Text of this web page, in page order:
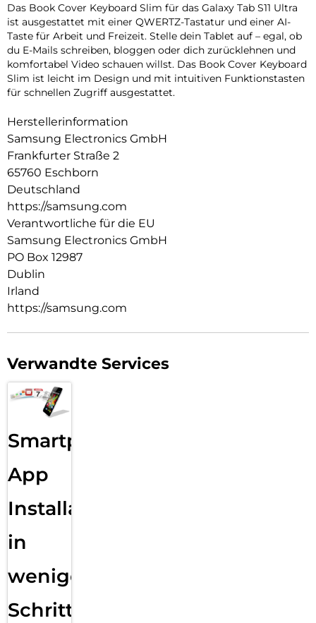
Das Book Cover Keyboard Slim für das Galaxy Tab S11 Ultra
ist ausgestattet mit einer QWERTZ-Tastatur und einer AI-
Taste für Arbeit und Freizeit. Stelle dein Tablet auf – egal, ob
du E-Mails schreiben, bloggen oder dich zurücklehnen und
komfortabel Video schauen willst. Das Book Cover Keyboard
Slim ist leicht im Design und mit intuitiven Funktionstasten
für schnellen Zugriff ausgestattet.
Herstellerinformation
Samsung Electronics GmbH
Frankfurter Straße 2
65760 Eschborn
Deutschland
https://samsung.com
Verantwortliche für die EU
Samsung Electronics GmbH
PO Box 12987
Dublin
Irland
https://samsung.com
Verwandte Services
Smartphone
App
Installation
in
wenigen
Schritten